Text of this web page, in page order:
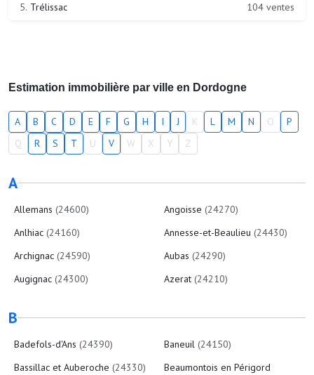
5. Trélissac 104 ventes
Estimation immobilière par ville en Dordogne
A B C D E F G H I J K L M N O
P
Q
R S T U V W X Y Z
A
Allemans (24600) Angoisse (24270)
Anlhiac (24160) Annesse-et-Beaulieu (24430)
Archignac (24590) Aubas (24290)
Augignac (24300) Azerat (24210)
B
Badefols-d'Ans (24390) Baneuil (24150)
Bassillac et Auberoche (24330)
Beaumontois en Périgord